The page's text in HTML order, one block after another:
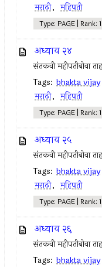
मराठी, महिपती
Type: PAGE | Rank:
अध्याय २४
संतकवी महीपतीबोवा
Tags: bhakta vijay
मराठी, महिपती
Type: PAGE | Rank:
अध्याय २५
संतकवी महीपतीबोवा
Tags: bhakta vijay
मराठी, महिपती
Type: PAGE | Rank:
अध्याय २६
संतकवी महीपतीबोवा
Tags: bhakta vijay